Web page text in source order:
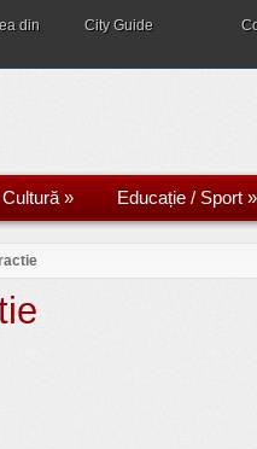
din
City Guide
Cultură» Educație / Sport »